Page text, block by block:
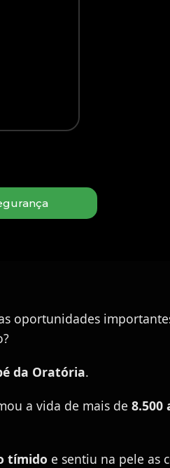
oportunidades
da Oratória.
a vida de mais de 8.500
tímido e sentiu na pele as